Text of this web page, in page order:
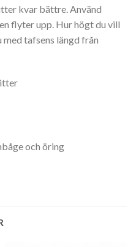
kvar bättre. Använd
flyter upp. Hur högt du vill
tafsens längd från
och öring